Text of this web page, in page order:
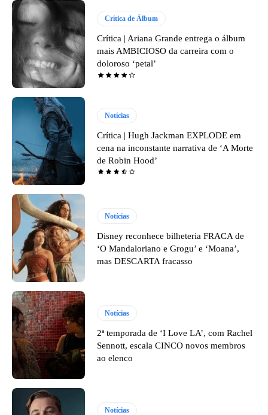
Crítica de Álbum
Crítica | Ariana Grande entrega o álbum
mais AMBICIOSO da carreira com o
doloroso ‘petal’
Notícias
Crítica | Hugh Jackman EXPLODE em
cena na inconstante narrativa de ‘A Morte
de Robin Hood’
Notícias
Disney reconhece bilheteria FRACA de
‘O Mandaloriano e Grogu’ e ‘Moana’,
mas DESCARTA fracasso
Notícias
2ª temporada de ‘I Love LA’, com Rachel
Sennott, escala CINCO novos membros
ao elenco
Notícias